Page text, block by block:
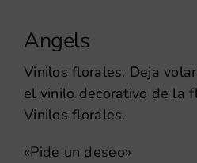
Angels
Vinilos florales. Deja
el vinilo decorativo de la
Vinilos florales.
«Pide un deseo»